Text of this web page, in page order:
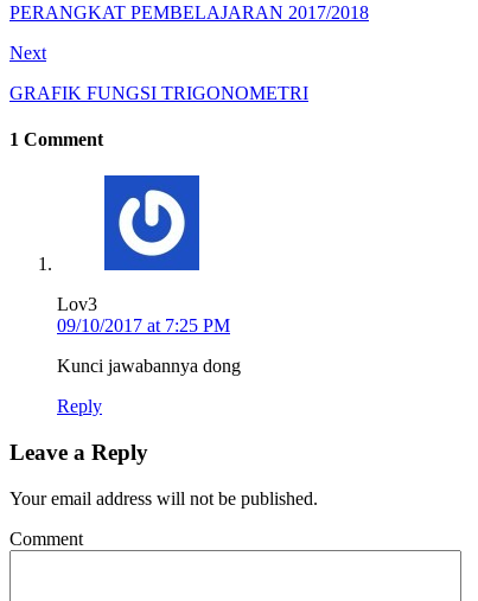
PERANGKAT PEMBELAJARAN 2017/2018
Next
GRAFIK FUNGSI TRIGONOMETRI
1 Comment
Lov3
09/10/2017 at 7:25 PM
Kunci jawabannya dong
Reply
Leave a Reply
Your email address will not be published.
Comment